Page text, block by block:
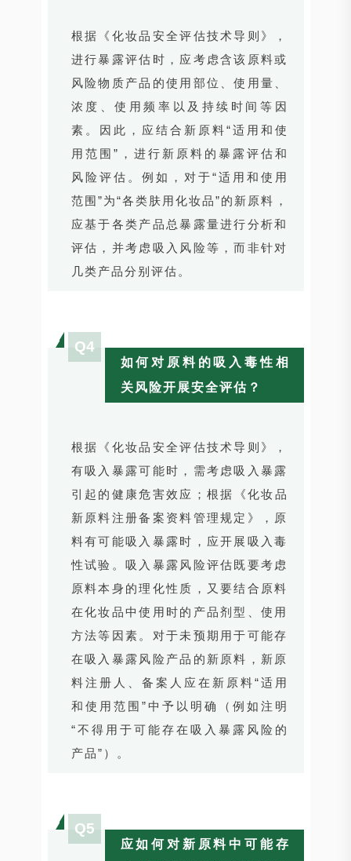
根据《化妆品安全评估技术导则》，
进行暴露评估时，应考虑含该原料或
风险物质产品的使用部位、使用量、
浓度、使用频率以及持续时间等因
素。因此，应结合新原料“适用和使
用范围”，进行新原料的暴露评估和
风险评估。例如，对于“适用和使用
范围”为“各类肤用化妆品”的新原料，
应基于各类产品总暴露量进行分析和
评估，并考虑吸入风险等，而非针对
几类产品分别评估。
Q4
如何对原料的吸入毒性相
关风险开展安全评估？
根据《化妆品安全评估技术导则》，
有吸入暴露可能时，需考虑吸入暴露
引起的健康危害效应；根据《化妆品
新原料注册备案资料管理规定》，原
料有可能吸入暴露时，应开展吸入毒
性试验。吸入暴露风险评估既要考虑
原料本身的理化性质，又要结合原料
在化妆品中使用时的产品剂型、使用
方法等因素。对于未预期用于可能存
在吸入暴露风险产品的新原料，新原
料注册人、备案人应在新原料“适用
和使用范围”中予以明确（例如注明
“不得用于可能存在吸入暴露风险的
产品”）。
Q5
应如何对新原料中可能存